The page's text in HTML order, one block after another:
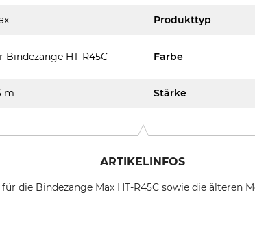
Produkttyp
Bindezange HT-R45C Farbe
m Stärke
ARTIKELINFOS
die Bindezange Max HT-R45C sowie die älteren